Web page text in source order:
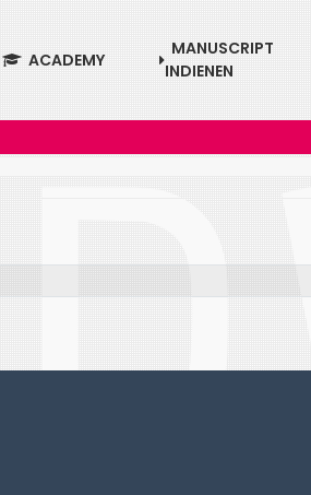
ACADEMY
MANUSCRIPT
INDIENEN